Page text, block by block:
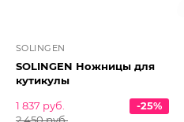
SOLINGEN
SOLINGEN Ножницы для
кутикулы
1 837 руб.
-25%